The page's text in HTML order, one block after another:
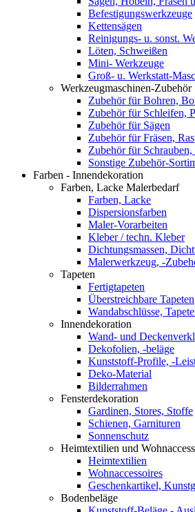
Befestigungswerkzeuge
Kettensägen
Reinigungs- u. sonst.
Löten, Schweißen
Mini- Werkzeuge
Groß- u. Werkstatt-
Werkzeugmaschinen-Zubehör
Zubehör für Bohren,
Zubehör für Schleifen,
Zubehör für Sägen
Zubehör für Fräsen,
Zubehör für Schrauben,
Sonstige Zubehör-
Farben - Innendekoration
Farben, Lacke Malerbedarf
Farben, Lacke
Dispersionsfarben
Maler-Vorarbeiten
Kleber / techn. Kleber
Dichtungsmassen,
Malerwerkzeug, -
Tapeten
Fertigtapeten
Überstreichbare Tapeten
Wandabschlüsse,
Innendekoration
Wand- und
Dekofolien, -beläge
Kunststoff-Profile, -
Deko-Material
Bilderrahmen
Fensterdekoration
Gardinen, Stores, Stoffe
Schienen, Garnituren
Sonnenschutz
Heimtextilien und
Heimtextilien
Wohnaccessoires
Geschenkartikel,
Bodenbeläge